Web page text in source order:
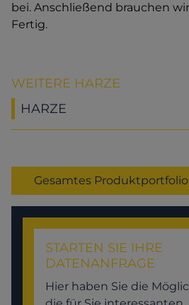
bei. Anschließend brauchen
Fertig.
WEITERE HARZE
HARZE
Gesamtes Produktportfolio
STARTEN SIE IHRE
DATENANFRAGE
Hier haben Sie die